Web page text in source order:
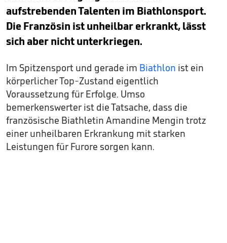
aufstrebenden Talenten im Biathlonsport.
Die Französin ist unheilbar erkrankt, lässt
sich aber nicht unterkriegen.
Im Spitzensport und gerade im Biathlon ist ein
körperlicher Top-Zustand eigentlich
Voraussetzung für Erfolge. Umso
bemerkenswerter ist die Tatsache, dass die
französische Biathletin Amandine Mengin trotz
einer unheilbaren Erkrankung mit starken
Leistungen für Furore sorgen kann.